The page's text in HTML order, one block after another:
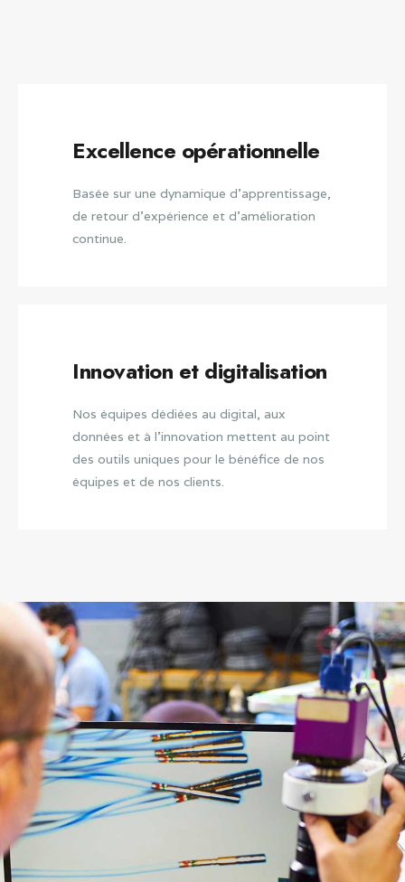
Excellence opérationnelle
Basée sur une dynamique d'apprentissage,
de retour d’expérience et d'amélioration
continue.
Innovation et digitalisation
Nos équipes dédiées au digital, aux
données et à l'innovation mettent au point
des outils uniques pour le bénéfice de nos
équipes et de nos clients.